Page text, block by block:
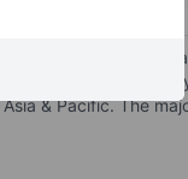
digitalization and
customers,
& Pacific. The